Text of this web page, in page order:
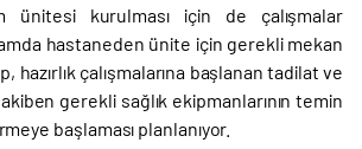
ünitesi kurulması için de çalışmalar
hastaneden ünite için gerekli mekan
hazırlık çalışmalarına başlanan tadilat ve
gerekli sağlık ekipmanlarının temin
başlaması planlanıyor.